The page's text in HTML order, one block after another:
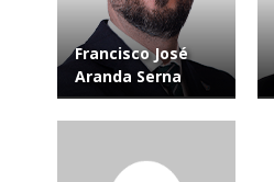
Francisco José
Aranda Serna